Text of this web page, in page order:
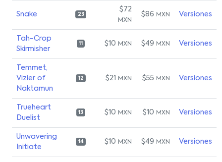
Snake 23
$72
MXN
$86 MXN Versiones
Tah-Crop
Skirmisher
11 $10 MXN $49 MXN Versiones
Temmet,
Vizier of
Naktamun
12 $21 MXN $55 MXN Versiones
Trueheart
Duelist
13 $10 MXN $10 MXN Versiones
Unwavering
Initiate
14 $10 MXN $49 MXN Versiones